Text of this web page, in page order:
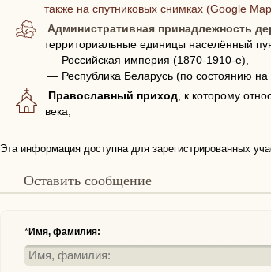
также на спутниковых снимках (Google
Административная принадлежность
территориальные единицы населённый
— Российская империя (1870-1910-е),
— Республика Беларусь (по состоянию на
Православный приход , к которому
века;
Эта информация доступна для зарегистрированных
Оставить сообщение
*Имя, фамилия: